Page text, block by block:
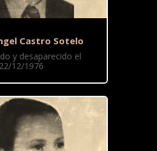
Castro Sotelo
y desaparecido el
22/12/1976